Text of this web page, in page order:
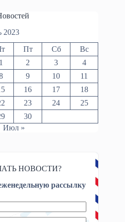
Пт Сб
Вс
1
2 3
4
9 10
11
16 17
18
23 24
25
30
Июл »
НОВОСТИ?
рассылку